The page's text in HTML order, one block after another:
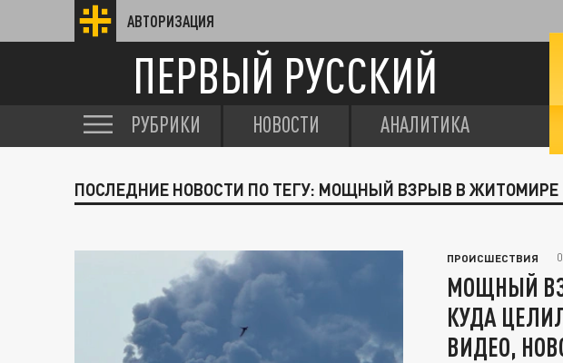
АВТОРИЗАЦИЯ
ПЕРВЫЙ РУССКИЙ
РУБРИКИ НОВОСТИ АНАЛИТИКА
ПОСЛЕДНИЕ НОВОСТИ ПО ТЕГУ: МОЩНЫЙ ВЗРЫВ В ЖИТОМИРЕ
ПРОИСШЕСТВИЯ
МОЩНЫЙ
КУДА
ВИДЕО,